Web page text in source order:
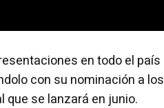
en todo el país
con su nominación a los
que se lanzará en junio.